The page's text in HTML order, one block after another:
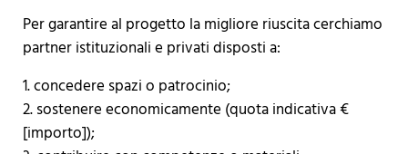
Per garantire al progetto la migliore riuscita cerchiamo
partner istituzionali e privati disposti a:
1. concedere spazi o patrocinio;
2. sostenere economicamente (quota indicativa €
[importo]);